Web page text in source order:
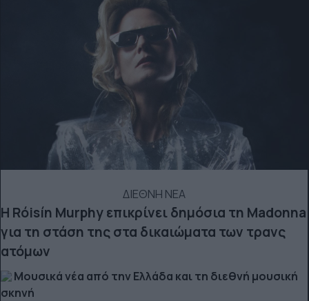
ΔΙΕΘΝΗ ΝΕΑ
Η Róisín Murphy επικρίνει δημόσια τη Madonna
για τη στάση της στα δικαιώματα των τρανς
ατόμων
Μουσικά νέα από την Ελλάδα και τη διεθνή μουσική
σκηνή